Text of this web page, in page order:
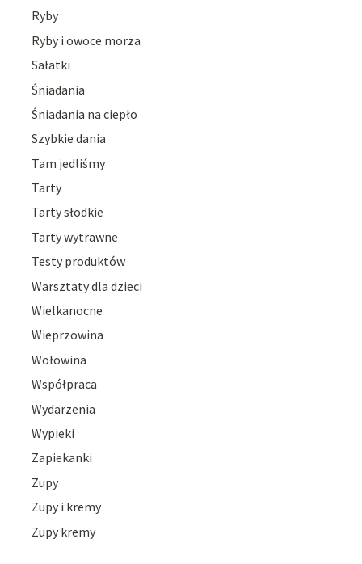
Ryby
Ryby i owoce morza
Sałatki
Śniadania
Śniadania na ciepło
Szybkie dania
Tam jedliśmy
Tarty
Tarty słodkie
Tarty wytrawne
Testy produktów
Warsztaty dla dzieci
Wielkanocne
Wieprzowina
Wołowina
Współpraca
Wydarzenia
Wypieki
Zapiekanki
Zupy
Zupy i kremy
Zupy kremy